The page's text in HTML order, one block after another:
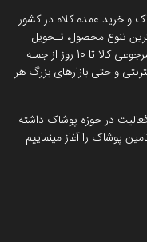
و خرید عمده کلاه در کشور
تنوع محصول، تـحویل
فـوری و رایـگان درب منزل یا محل کار، امکان مرجوعی کالا تا 10 روز از جمله
و حتی بازارهای بزرگ هر
و اعتباری که بیش از 43 سال فعالیت در حوزه پوشاک داشته
پوشاک را آغاز مینماییم.